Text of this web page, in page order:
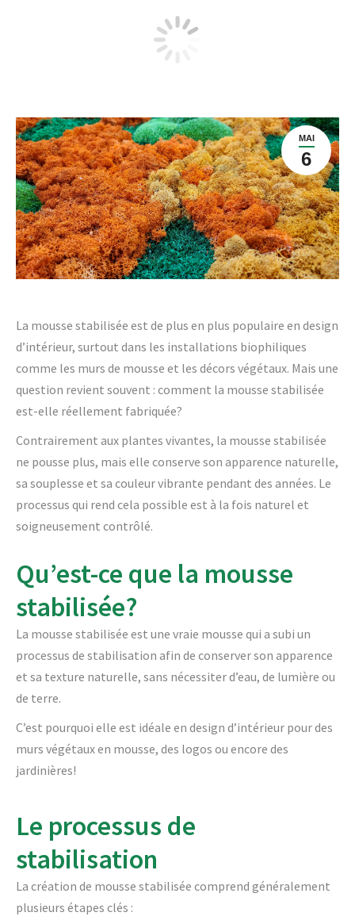
Comment la mousse stabilisée est-
elle fabriquée ?
MAI
6
La mousse stabilisée est de plus en plus populaire en design
d’intérieur, surtout dans les installations biophiliques
comme les murs de mousse et les décors végétaux. Mais une
question revient souvent : comment la mousse stabilisée
est-elle réellement fabriquée?
Contrairement aux plantes vivantes, la mousse stabilisée
ne pousse plus, mais elle conserve son apparence naturelle,
sa souplesse et sa couleur vibrante pendant des années. Le
processus qui rend cela possible est à la fois naturel et
soigneusement contrôlé.
Qu’est-ce que la mousse
stabilisée?
La mousse stabilisée est une vraie mousse qui a subi un
processus de stabilisation afin de conserver son apparence
et sa texture naturelle, sans nécessiter d’eau, de lumière ou
de terre.
C’est pourquoi elle est idéale en design d’intérieur pour des
murs végétaux en mousse, des logos ou encore des
jardinières!
Le processus de
stabilisation
La création de mousse stabilisée comprend généralement
plusieurs étapes clés :